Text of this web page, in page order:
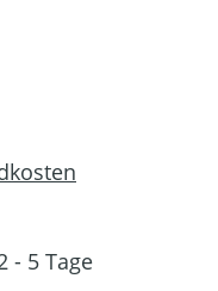
- 5 Tage